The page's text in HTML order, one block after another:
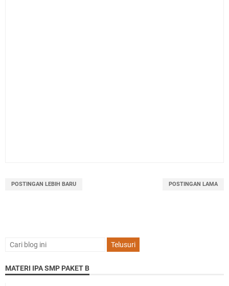
POSTINGAN LEBIH BARU POSTINGAN LAMA
MATERI IPA SMP PAKET B